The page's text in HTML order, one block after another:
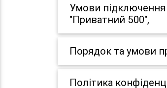
Умови підключення
"Приватний 500",
Порядок та умови
Політика